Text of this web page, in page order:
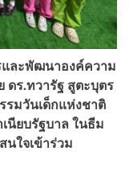
ละพัฒนาองค์ความ
ดร.ทวารัฐ สูตะบุตร
รมวันเด็กแห่งชาติ
นียบรัฐบาล ในธีม
นใจเข้าร่วม